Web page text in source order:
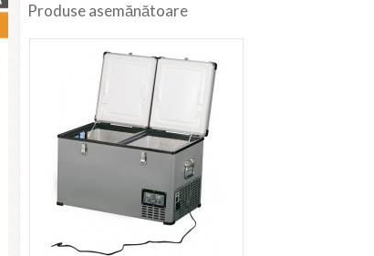
Produse asemănătoare